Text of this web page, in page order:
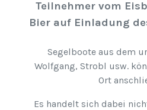
Teilnehmer vom
Bier auf Einladung
Segelboote aus dem
Wolfgang, Strobl usw.
Ort
Es handelt sich dabei